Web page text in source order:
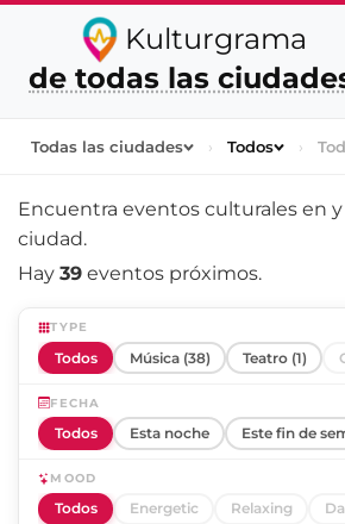
Kulturgrama
de todas las
Todas las ciudades › Todos ›
Encuentra eventos culturales en
ciudad.
Hay 39 eventos próximos.
TYPE
Todos Música (38) Teatro (1)
FECHA
Todos Esta noche Este fin de
MOOD
Todos Energetic Relaxing